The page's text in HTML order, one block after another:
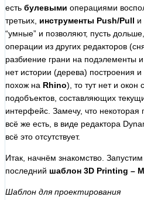
есть булевыми операциями
третьих, инструменты Push/Pull и
“умные” и позволяют, пусть
операции из других редакторов
разбиение грани на подэлементы
нет истории (дерева) построения
похож на Rhino), то тут нет и окон
подобъектов, составляющих
интерфейс. Замечу, что некоторая
всё же есть, в виде редактора
всё это отсутствует.
Итак, начнём знакомство.
последний шаблон 3D Printing –
Шаблон для проектирования